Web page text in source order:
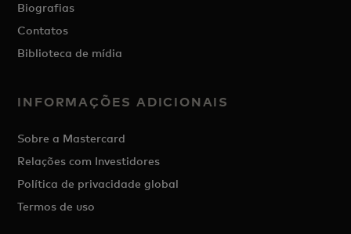
Biografias
Contatos
Biblioteca de mídia
INFORMAÇÕES ADICIONAIS
Sobre a Mastercard
Relações com Investidores
Política de privacidade global
Termos de uso